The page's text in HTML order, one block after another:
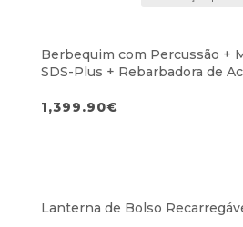
Berbequim com Percussão +
SDS-Plus + Rebarbadora de
1,399.90€
Lanterna de Bolso